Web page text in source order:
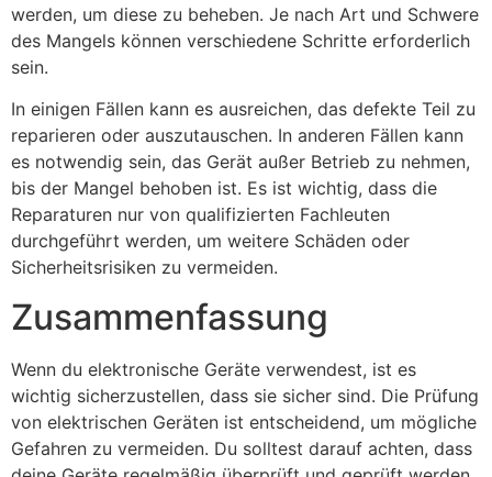
werden, um diese zu beheben. Je nach Art und Schwere
des Mangels können verschiedene Schritte erforderlich
sein.
In einigen Fällen kann es ausreichen, das defekte Teil zu
reparieren oder auszutauschen. In anderen Fällen kann
es notwendig sein, das Gerät außer Betrieb zu nehmen,
bis der Mangel behoben ist. Es ist wichtig, dass die
Reparaturen nur von qualifizierten Fachleuten
durchgeführt werden, um weitere Schäden oder
Sicherheitsrisiken zu vermeiden.
Zusammenfassung
Wenn du elektronische Geräte verwendest, ist es
wichtig sicherzustellen, dass sie sicher sind. Die Prüfung
von elektrischen Geräten ist entscheidend, um mögliche
Gefahren zu vermeiden. Du solltest darauf achten, dass